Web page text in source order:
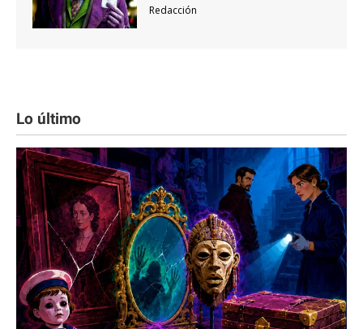
Redacción
Lo último